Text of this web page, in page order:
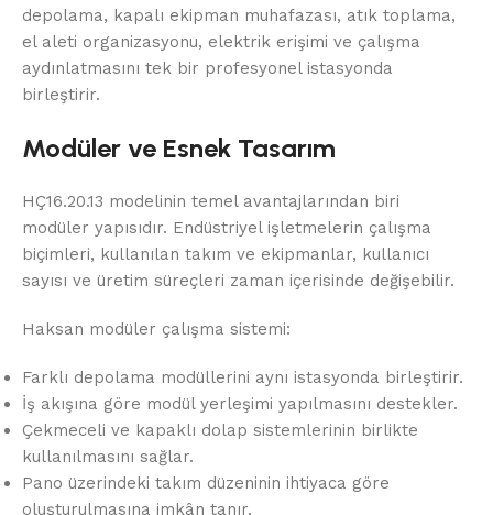
depolama, kapalı ekipman muhafazası, atık toplama,
el aleti organizasyonu, elektrik erişimi ve çalışma
aydınlatmasını tek bir profesyonel istasyonda
birleştirir.
Modüler ve Esnek Tasarım
HÇ16.20.13 modelinin temel avantajlarından biri
modüler yapısıdır. Endüstriyel işletmelerin çalışma
biçimleri, kullanılan takım ve ekipmanlar, kullanıcı
sayısı ve üretim süreçleri zaman içerisinde değişebilir.
Haksan modüler çalışma sistemi:
Farklı depolama modüllerini aynı istasyonda birleştirir.
İş akışına göre modül yerleşimi yapılmasını destekler.
Çekmeceli ve kapaklı dolap sistemlerinin birlikte
kullanılmasını sağlar.
Pano üzerindeki takım düzeninin ihtiyaca göre
oluşturulmasına imkân tanır.